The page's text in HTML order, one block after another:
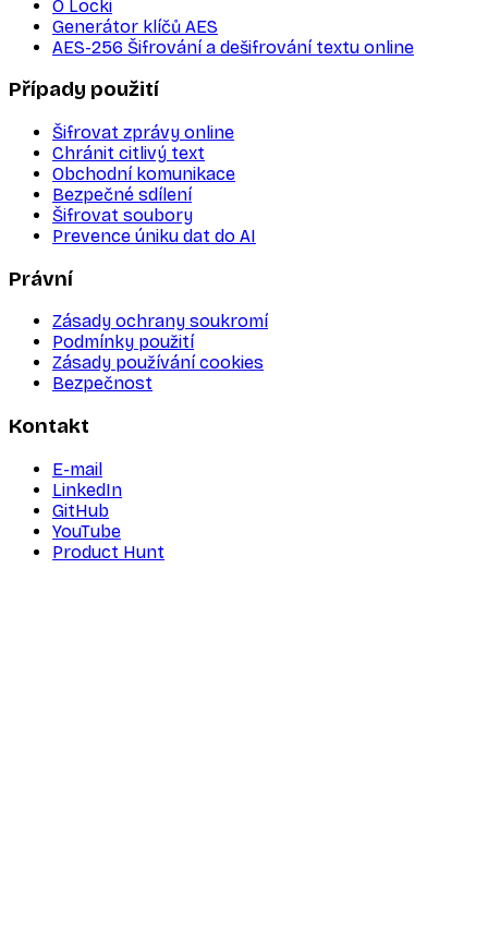
O Locki
Generátor klíčů AES
AES-256 Šifrování a dešifrování textu online
Případy použití
Šifrovat zprávy online
Chránit citlivý text
Obchodní komunikace
Bezpečné sdílení
Šifrovat soubory
Prevence úniku dat do AI
Právní
Zásady ochrany soukromí
Podmínky použití
Zásady používání cookies
Bezpečnost
Kontakt
E-mail
LinkedIn
GitHub
YouTube
Product Hunt